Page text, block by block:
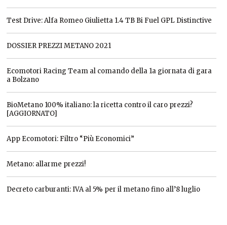
Test Drive: Alfa Romeo Giulietta 1.4 TB Bi Fuel GPL Distinctive
DOSSIER PREZZI METANO 2021
Ecomotori Racing Team al comando della 1a giornata di gara
a Bolzano
BioMetano 100% italiano: la ricetta contro il caro prezzi?
[AGGIORNATO]
App Ecomotori: Filtro “Più Economici”
Metano: allarme prezzi!
Decreto carburanti: IVA al 5% per il metano fino all’8 luglio